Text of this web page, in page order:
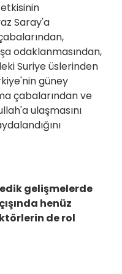
Saray'a
odaklanmasından,
Suriye üslerinden
güney
çabalarından ve
ulaşmasını
gelişmelerde
henüz
de rol